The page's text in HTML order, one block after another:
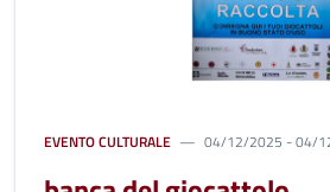
EVENTO CULTURALE 04/12/2025 - 04/